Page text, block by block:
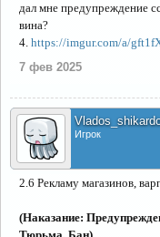
дал мне предупреждение
вина?
4. https://imgur.com/a/
7 фев 2025
Игрок
2.6 Рекламу магазинов,
(Наказание: